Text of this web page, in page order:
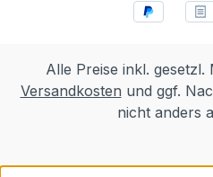
Alle Preise inkl.
Versandkosten und ggf.
nicht anders